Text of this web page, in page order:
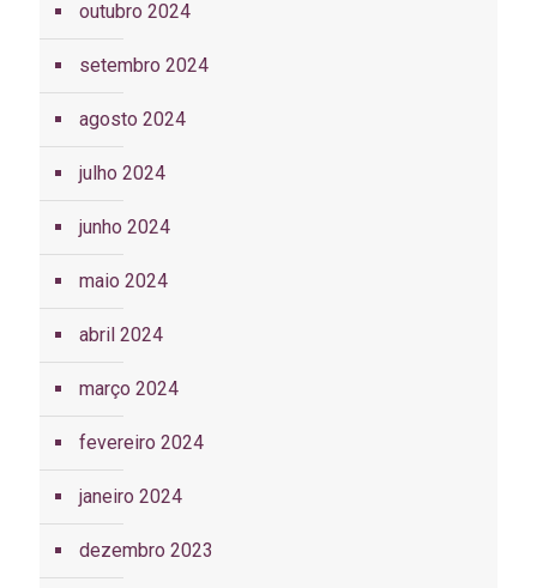
outubro 2024
setembro 2024
agosto 2024
julho 2024
junho 2024
maio 2024
abril 2024
março 2024
fevereiro 2024
janeiro 2024
dezembro 2023